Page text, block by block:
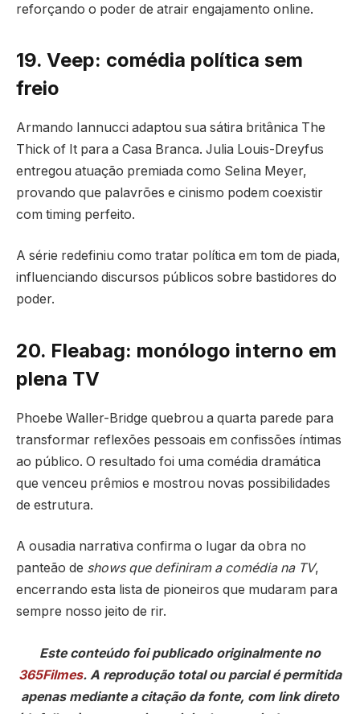
reforçando o poder de atrair engajamento online.
19. Veep: comédia política sem
freio
Armando Iannucci adaptou sua sátira britânica The
Thick of It para a Casa Branca. Julia Louis-Dreyfus
entregou atuação premiada como Selina Meyer,
provando que palavrões e cinismo podem coexistir
com timing perfeito.
A série redefiniu como tratar política em tom de piada,
influenciando discursos públicos sobre bastidores do
poder.
20. Fleabag: monólogo interno em
plena TV
Phoebe Waller-Bridge quebrou a quarta parede para
transformar reflexões pessoais em confissões íntimas
ao público. O resultado foi uma comédia dramática
que venceu prêmios e mostrou novas possibilidades
de estrutura.
A ousadia narrativa confirma o lugar da obra no
panteão de shows que definiram a comédia na TV,
encerrando esta lista de pioneiros que mudaram para
sempre nosso jeito de rir.
Este conteúdo foi publicado originalmente no
365Filmes. A reprodução total ou parcial é permitida
apenas mediante a citação da fonte, com link direto